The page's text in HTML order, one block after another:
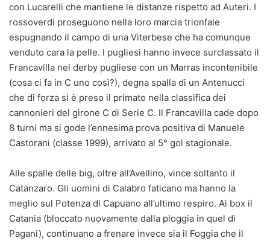
con Lucarelli che mantiene le distanze rispetto ad Auteri. I
rossoverdi proseguono nella loro marcia trionfale
espugnando il campo di una Viterbese che ha comunque
venduto cara la pelle. I pugliesi hanno invece surclassato il
Francavilla nel derby pugliese con un Marras incontenibile
(cosa ci fa in C uno così?), degna spalla di un Antenucci
che di forza si è preso il primato nella classifica dei
cannonieri del girone C di Serie C. Il Francavilla cade dopo
8 turni ma si gode l’ennesima prova positiva di Manuele
Castorani (classe 1999), arrivato al 5° gol stagionale.
Alle spalle delle big, oltre all’Avellino, vince soltanto il
Catanzaro. Gli uomini di Calabro faticano ma hanno la
meglio sul Potenza di Capuano all’ultimo respiro. Ai box il
Catania (bloccato nuovamente dalla pioggia in quel di
Pagani), continuano a frenare invece sia il Foggia che il